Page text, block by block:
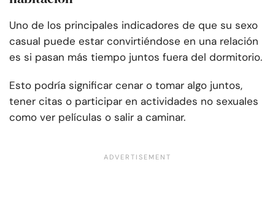
Uno de los principales indicadores de que su sexo
casual puede estar convirtiéndose en una relación
es si pasan más tiempo juntos fuera del dormitorio.
Esto podría significar cenar o tomar algo juntos,
tener citas o participar en actividades no sexuales
como ver películas o salir a caminar.